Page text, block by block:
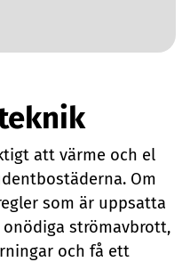
att värme och el
Om
som är uppsatta
strömavbrott,
och få ett